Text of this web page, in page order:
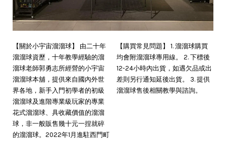
【關於小宇宙溜溜球】 由二十年
溜溜球資歷，十年教學經驗的溜
溜球老師郭勇志所經營的小宇宙
溜溜球本舖，提供來自國內外世
界各地，新手入門初學者的初級
溜溜球及進階專業級玩家的專業
花式溜溜球、具收藏價值的溜溜
球，非一般販售幾十元一捏就碎
的溜溜球。2022年1月進駐西門町
【購買常見問題】 1. 溜溜球購買
均會附溜溜球專用線。 2. 下標後
12-24小時內出貨，如遇欠品或出
差則另行通知延後出貨。 3. 提供
溜溜球售後相關教學與諮詢。